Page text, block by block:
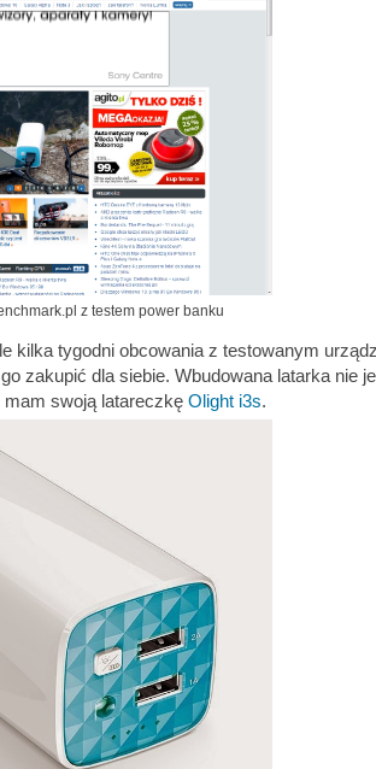
z testem power banku
kilka tygodni obcowania z testowanym
zakupić dla siebie. Wbudowana latarka nie
mam swoją latareczkę Olight i3s.